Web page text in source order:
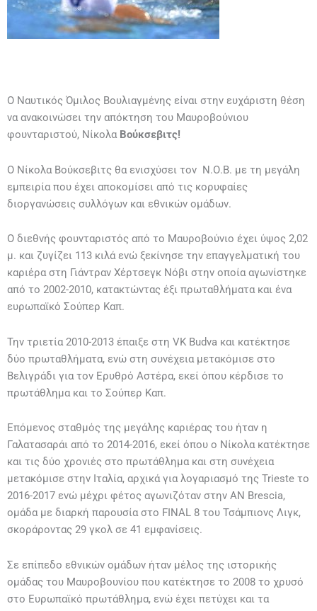
Ο Ναυτικός Όμιλος Βουλιαγμένης είναι στην ευχάριστη θέση
να ανακοινώσει την απόκτηση του Μαυροβούνιου
φουνταριστού, Νίκολα Βούκσεβιτς!
Ο Νίκολα Βούκσεβιτς θα ενισχύσει τον Ν.Ο.Β. με τη μεγάλη
εμπειρία που έχει αποκομίσει από τις κορυφαίες
διοργανώσεις συλλόγων και εθνικών ομάδων.
Ο διεθνής φουνταριστός από το Μαυροβούνιο έχει ύψος 2,02
μ. και ζυγίζει 113 κιλά ενώ ξεκίνησε την επαγγελματική του
καριέρα στη Γιάντραν Χέρτσεγκ Νόβι στην οποία αγωνίστηκε
από το 2002-2010, κατακτώντας έξι πρωταθλήματα και ένα
ευρωπαϊκό Σούπερ Καπ.
Την τριετία 2010-2013 έπαιξε στη VK Budva και κατέκτησε
δύο πρωταθλήματα, ενώ στη συνέχεια μετακόμισε στο
Βελιγράδι για τον Ερυθρό Αστέρα, εκεί όπου κέρδισε το
πρωτάθλημα και το Σούπερ Καπ.
Επόμενος σταθμός της μεγάλης καριέρας του ήταν η
Γαλατασαράι από το 2014-2016, εκεί όπου ο Νίκολα κατέκτησε
και τις δύο χρονιές στο πρωτάθλημα και στη συνέχεια
μετακόμισε στην Ιταλία, αρχικά για λογαριασμό της Trieste το
2016-2017 ενώ μέχρι φέτος αγωνιζόταν στην AN Brescia,
ομάδα με διαρκή παρουσία στο FINAL 8 του Τσάμπιονς Λιγκ,
σκοράροντας 29 γκολ σε 41 εμφανίσεις.
Σε επίπεδο εθνικών ομάδων ήταν μέλος της ιστορικής
ομάδας του Μαυροβουνίου που κατέκτησε το 2008 το χρυσό
στο Ευρωπαϊκό πρωτάθλημα, ενώ έχει πετύχει και τα